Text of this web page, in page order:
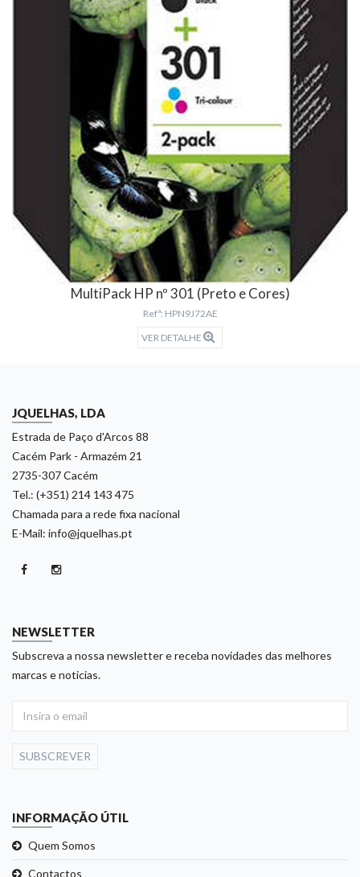
MultiPack HP nº 301 (Preto e Cores)
Refª: HPN9J72AE
VER DETALHE
JQUELHAS, LDA
Estrada de Paço d'Arcos 88
Cacém Park - Armazém 21
2735-307 Cacém
Tel.: (+351) 214 143 475
Chamada para a rede fixa nacional
E-Mail: info@jquelhas.pt
NEWSLETTER
Subscreva a nossa newsletter e receba novidades das melhores
marcas e noticias.
SUBSCREVER
INFORMAÇÃO ÚTIL
Quem Somos
Contactos